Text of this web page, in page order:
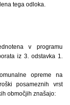
tega odloka.
v programu
iz 3. odstavka 1.
opreme na
posameznih vrst
območjih znašajo: